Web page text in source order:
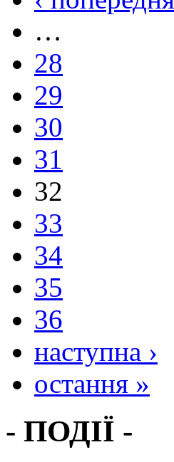
…
28
29
30
31
32
33
34
35
36
наступна ›
остання »
- ПОДІЇ -